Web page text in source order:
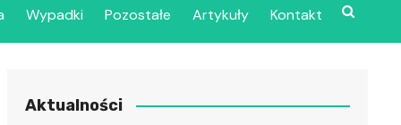
Szpital Wojskowy w
Wypadki Pozostałe Artykuły Kontakt
Aktualności